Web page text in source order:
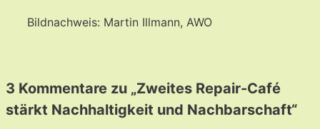
Bildnachweis: Martin Illmann, AWO
3 Kommentare zu „Zweites Repair-Café
stärkt Nachhaltigkeit und Nachbarschaft“